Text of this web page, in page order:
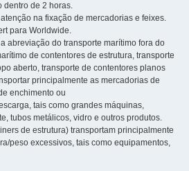
dentro de 2 horas.
na fixação de mercadorias e feixes.
para Worldwide.
abreviação do transporte marítimo fora do
de contentores de estrutura, transporte
aberto, transporte de contentores planos
principalmente as mercadorias de
enchimento ou
tais como grandes máquinas,
tubos metálicos, vidro e outros produtos.
de estrutura) transportam principalmente
peso excessivos, tais como equipamentos,